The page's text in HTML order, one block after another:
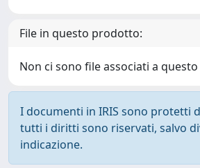
File in questo prodotto:
Non ci sono file associati a
I documenti in IRIS sono protetti
tutti i diritti sono riservati, salvo
indicazione.